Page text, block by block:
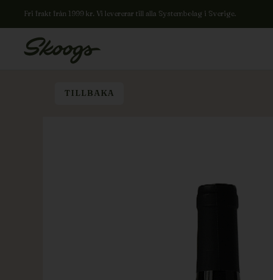
Fri frakt från 1999 kr. Vi levererar till alla Systembolag i Sverige.
TILLBAKA